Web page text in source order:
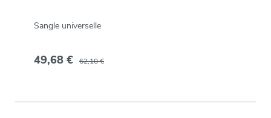
Sangle universelle
49,68 € 62,10 €